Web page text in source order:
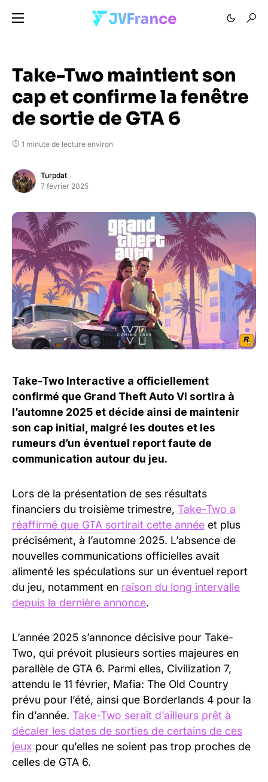
Take-Two maintient son
cap et confirme la fenêtre
de sortie de GTA 6
1 minute de lecture environ
Turpdat
7 février 2025
Take-Two Interactive a officiellement
confirmé que Grand Theft Auto VI sortira à
l’automne 2025 et décide ainsi de maintenir
son cap initial, malgré les doutes et les
rumeurs d’un éventuel report faute de
communication autour du jeu.
Lors de la présentation de ses résultats
financiers du troisième trimestre, Take-Two a
réaffirmé que GTA sortirait cette année et plus
précisément, à l’automne 2025. L’absence de
nouvelles communications officielles avait
alimenté les spéculations sur un éventuel report
du jeu, notamment en raison du long intervalle
depuis la dernière annonce.
L’année 2025 s’annonce décisive pour Take-
Two, qui prévoit plusieurs sorties majeures en
parallèle de GTA 6. Parmi elles, Civilization 7,
attendu le 11 février, Mafia: The Old Country
prévu pour l’été, ainsi que Borderlands 4 pour la
fin d’année. Take-Two serait d’ailleurs prêt à
décaler les dates de sorties de certains de ces
jeux pour qu’elles ne soient pas trop proches de
celles de GTA 6.